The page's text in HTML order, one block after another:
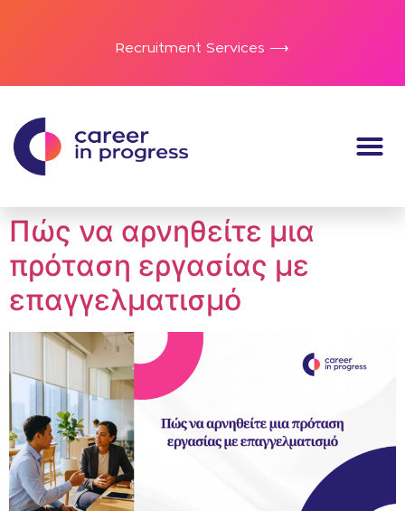
Recruitment Services ⟶
Πώς να αρνηθείτε μια
πρόταση εργασίας με
επαγγελματισμό